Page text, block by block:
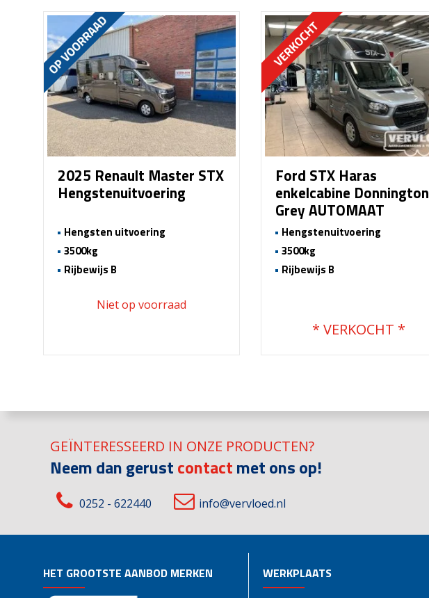
2025 Renault Master STX
Hengstenuitvoering
Hengsten uitvoering
3500kg
Rijbewijs B
Ford STX Haras
enkelcabine Donnington
Grey AUTOMAAT
Hengstenuitvoering
3500kg
Rijbewijs B
GEÏNTERESSEERD IN ONZE PRODUCTEN?
Neem dan gerustcontactmet ons op!
0252 - 622440 info@vervloed.nl
HET GROOTSTE AANBOD MERKEN WERKPLAATS